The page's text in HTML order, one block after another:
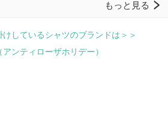
しているシャツのブランドは＞＞
ンティローザホリデー）